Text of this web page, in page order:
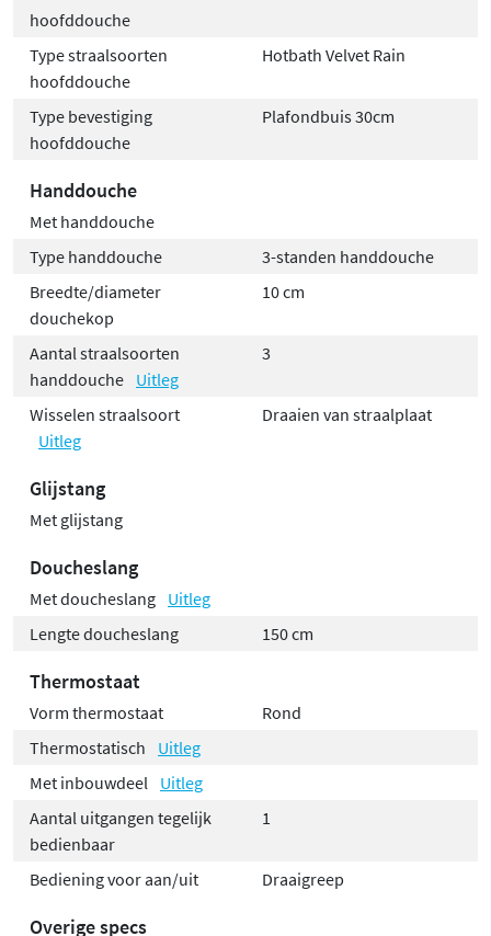
hoofddouche
Type straalsoorten
hoofddouche
Hotbath Velvet Rain
Type bevestiging
hoofddouche
Plafondbuis 30cm
Handdouche
Met handdouche
Type handdouche
3-standen handdouche
Breedte/diameter
douchekop
10 cm
Aantal straalsoorten
handdouche Uitleg
3
Wisselen straalsoort
Uitleg
Draaien van straalplaat
Glijstang
Met glijstang
Doucheslang
Met doucheslang Uitleg
Lengte doucheslang
150 cm
Thermostaat
Vorm thermostaat
Rond
Thermostatisch
Uitleg
Met inbouwdeel
Uitleg
Aantal uitgangen tegelijk
bedienbaar
1
Bediening voor aan/uit Draaigreep
Overige specs